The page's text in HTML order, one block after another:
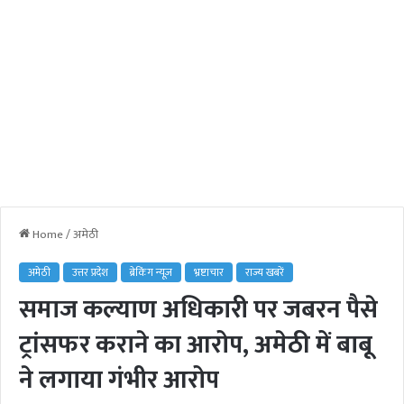
Home/अमेठी
अमेठी उत्तर प्रदेश ब्रेकिंग न्यूज़ भ्रष्टाचार राज्य खबरें
समाज कल्याण अधिकारी पर जबरन पैसे
ट्रांसफर कराने का आरोप, अमेठी में बाबू
ने लगाया गंभीर आरोप